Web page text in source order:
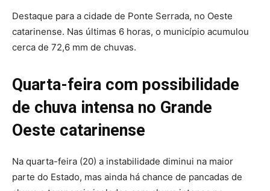
Destaque para a cidade de Ponte Serrada, no Oeste
catarinense. Nas últimas 6 horas, o município acumulou
cerca de 72,6 mm de chuvas.
Quarta-feira com possibilidade
de chuva intensa no Grande
Oeste catarinense
Na quarta-feira (20) a instabilidade diminui na maior
parte do Estado, mas ainda há chance de pancadas de